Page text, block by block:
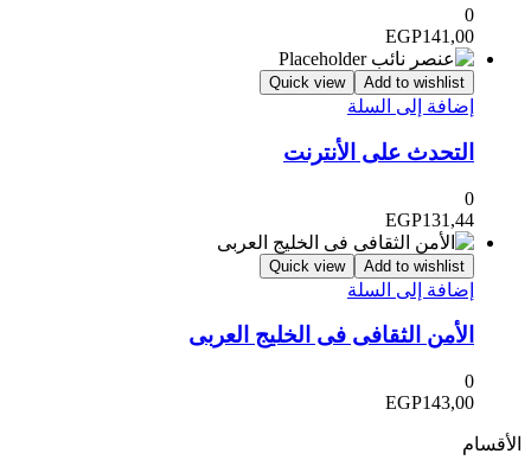
0
EGP141,00
Add to wishlist
Quick view
إضافة إلى السلة
التحدث على الأنترنت
0
EGP131,44
Add to wishlist
Quick view
إضافة إلى السلة
الأمن الثقافى فى الخليج العربى
0
EGP143,00
الأقسام